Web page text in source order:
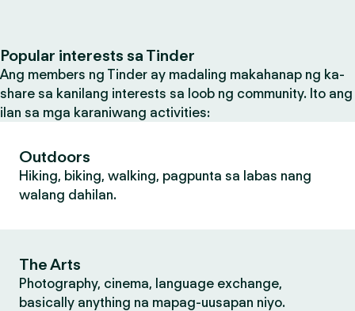
Popular interests sa Tinder
Ang members ng Tinder ay madaling makahanap ng ka-
share sa kanilang interests sa loob ng community. Ito ang
ilan sa mga karaniwang activities:
Outdoors
Hiking, biking, walking, pagpunta sa labas nang
walang dahilan.
The Arts
Photography, cinema, language exchange,
basically anything na mapag-uusapan niyo.